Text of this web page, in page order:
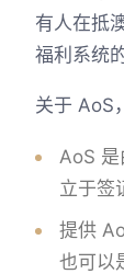
有人在抵
福利系统
关于 AoS
AoS
立于签
提供
也可以